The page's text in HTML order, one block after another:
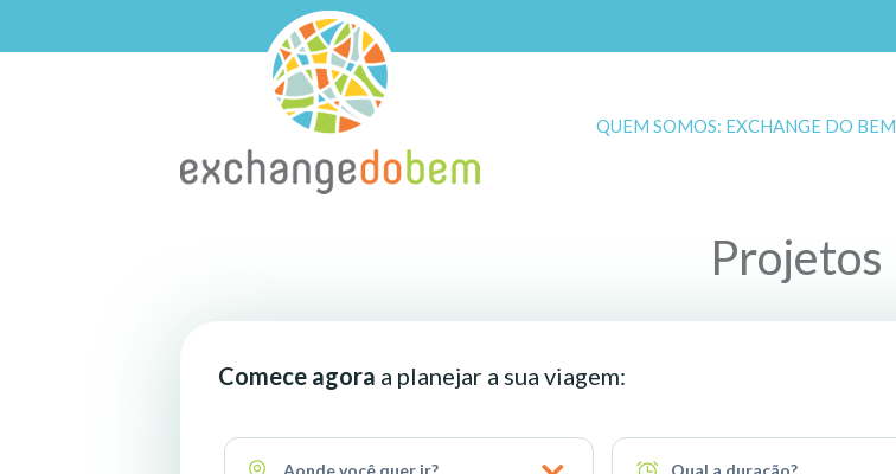
QUEM SOMOS: EXCHANGE DO BEM
Projetos
Comece agora a planejar a sua viagem: